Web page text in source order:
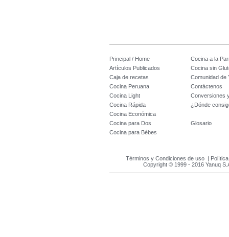
Principal / Home
Cocina a la
Artículos Publicados
Cocina sin
Caja de recetas
Comunidad de
Cocina Peruana
Contáctenos
Cocina Light
Conversiones
Cocina Rápida
¿Dónde
Cocina Económica
Cocina para Dos
Glosario
Cocina para Bébes
Términos y Condiciones de uso |
Copyright © 1999 - 2016 Yanuq